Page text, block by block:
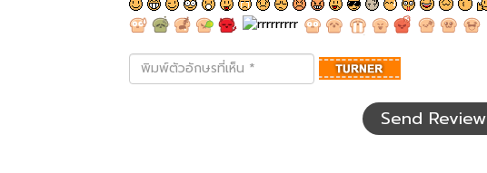
พิมพ์
ตัว
Send Review